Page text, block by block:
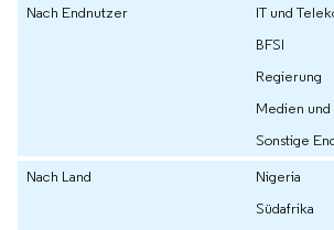
Nach Endnutzer
IT und
BFSI
Regierung
Medien
Sonstige
Nach Land
Nigeria
Südafrika